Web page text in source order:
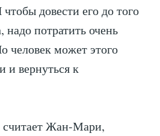
довести его до того
потратить очень
человек может этого
и вернуться к
Жан-Мари,